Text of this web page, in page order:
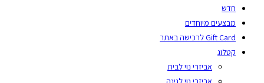
חדש
מבצעים מיוחדים
Gift Card לרכישה באתר
קטלוג
אביזרי נוי לבית